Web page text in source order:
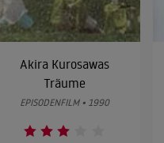
Akira Kurosawas
Träume
EPISODENFILM • 1990